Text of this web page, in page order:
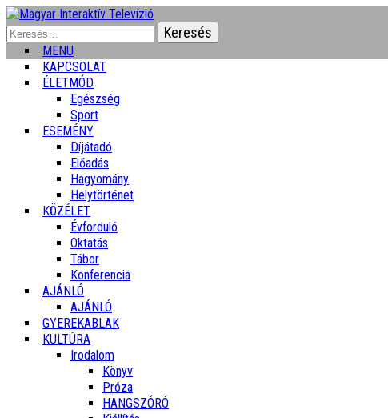
Keresés:
MENU
KAPCSOLAT
ÉLETMÓD
Egészség
Sport
ESEMÉNY
Díjátadó
Előadás
Hagyomány
Helytörténet
KÖZÉLET
Évforduló
Oktatás
Tábor
Konferencia
AJÁNLÓ
AJÁNLÓ
GYEREKABLAK
KULTÚRA
Irodalom
Könyv
Próza
HANGSZÓRÓ